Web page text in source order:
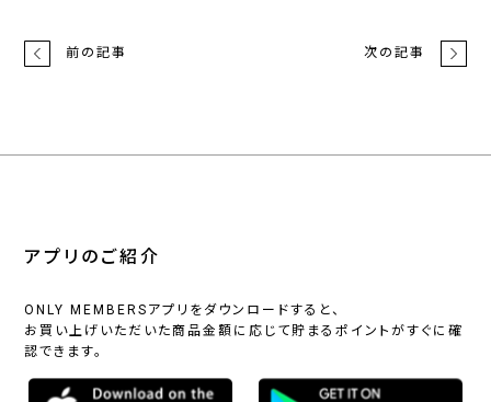
前の記事 次の記事
アプリのご紹介
ONLY MEMBERSアプリをダウンロードすると、
お買い上げいただいた商品金額に応じて貯まるポイントがすぐに確
認できます。